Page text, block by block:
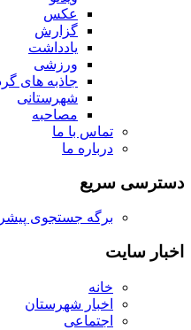
عکس
گزارش
یادداشت
ورزشی
جاذبه های
شهرستانی
مصاحبه
تماس با ما
درباره ما
دسترسی سریع
برگه جستجوی
اخبار سایت
خانه
اخبار شهرستان
اجتماعی